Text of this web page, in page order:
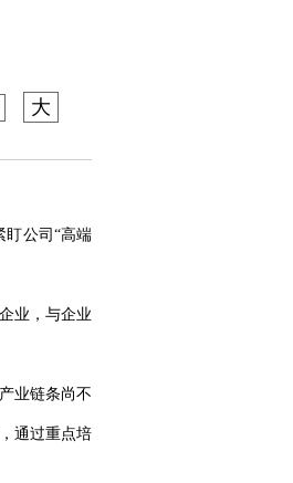
大
盯公司“高端
业，与企业
业链条尚不
通过重点培